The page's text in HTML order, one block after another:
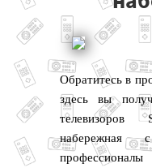
Обратитесь в
здесь вы
телевизоров
набережная